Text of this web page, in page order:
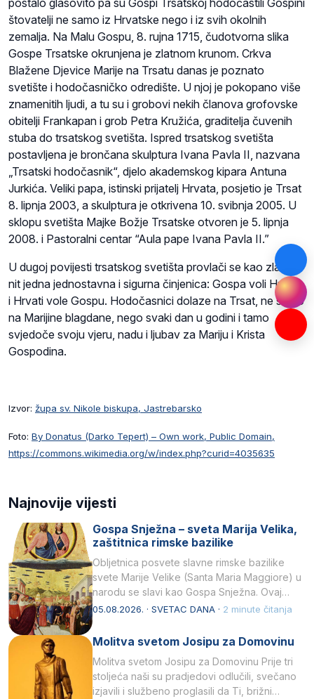
postalo glasovito pa su Gospi Trsatskoj hodočastili Gospini
štovatelji ne samo iz Hrvatske nego i iz svih okolnih
zemalja. Na Malu Gospu, 8. rujna 1715, čudotvorna slika
Gospe Trsatske okrunjena je zlatnom krunom. Crkva
Blažene Djevice Marije na Trsatu danas je poznato
svetište i hodočasničko odredište. U njoj je pokopano više
znamenitih ljudi, a tu su i grobovi nekih članova grofovske
obitelji Frankapan i grob Petra Kružića, graditelja čuvenih
stuba do trsatskog svetišta. Ispred trsatskog svetišta
postavljena je brončana skulptura Ivana Pavla II, nazvana
„Trsatski hodočasnik“, djelo akademskog kipara Antuna
Jurkića. Veliki papa, istinski prijatelj Hrvata, posjetio je Trsat
8. lipnja 2003, a skulptura je otkrivena 10. svibnja 2005. U
sklopu svetišta Majke Božje Trsatske otvoren je 5. lipnja
2008. i Pastoralni centar “Aula pape Ivana Pavla II.”
U dugoj povijesti trsatskog svetišta provlači se kao zlatna
nit jedna jednostavna i sigurna činjenica: Gospa voli Hrvate
i Hrvati vole Gospu. Hodočasnici dolaze na Trsat, ne samo
na Marijine blagdane, nego svaki dan u godini i tamo
svjedoče svoju vjeru, nadu i ljubav za Mariju i Krista
Gospodina.
Izvor: župa sv. Nikole biskupa, Jastrebarsko
Foto: By Donatus (Darko Tepert) – Own work, Public Domain,
https://commons.wikimedia.org/w/index.php?curid=4035635
Najnovije vijesti
Gospa Snježna – sveta Marija Velika,
zaštitnica rimske bazilike
Obljetnica posvete slavne rimske bazilike
svete Marije Velike (Santa Maria Maggiore) u
narodu se slavi kao Gospa Snježna. Ovaj
naziv, Sancta Maria…
05.08.2026. · SVETAC DANA · 2 minute čitanja
Molitva svetom Josipu za Domovinu
Molitva svetom Josipu za Domovinu Prije tri
stoljeća naši su pradjedovi odlučili, svečano
izjavili i službeno proglasili da Ti, brižni